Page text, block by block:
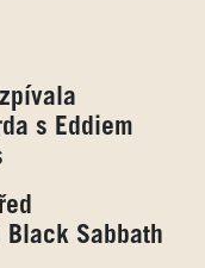
s Eddiem
Sabbath